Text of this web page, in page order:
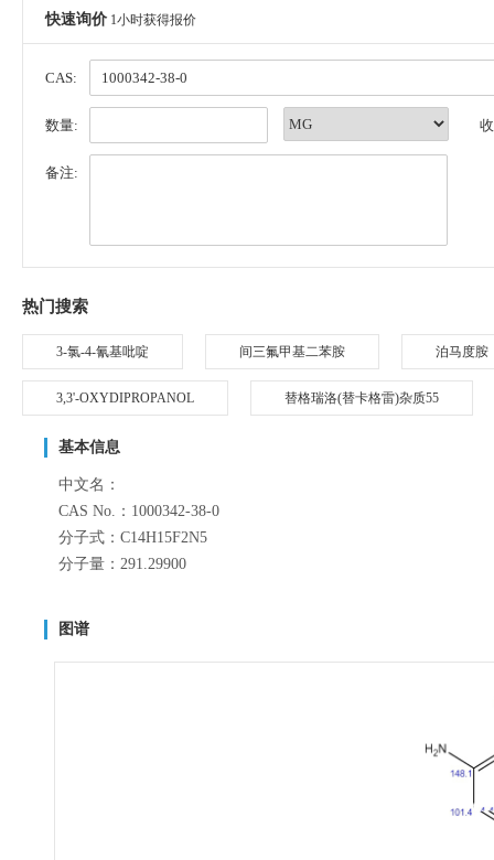
快速询价 1小时获得报价
CAS:
数量:
备注:
热门搜索
3-氯-4-氰基吡啶 间三氟甲基二苯胺 泊马度胺
3,3'-OXYDIPROPANOL 替格瑞洛(替卡格雷)杂质55
基本信息
中文名：
CAS No.：1000342-38-0
分子式：C14H15F2N5
分子量：291.29900
图谱